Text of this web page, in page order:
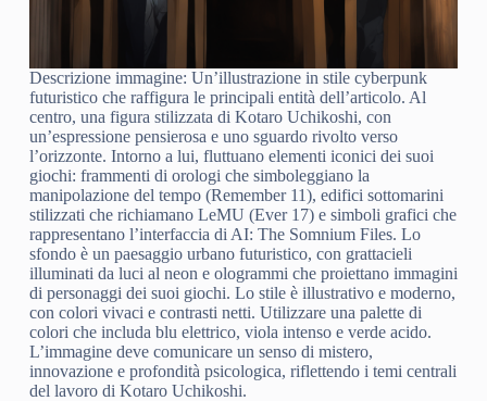
Descrizione immagine: Un’illustrazione in stile cyberpunk
futuristico che raffigura le principali entità dell’articolo. Al
centro, una figura stilizzata di Kotaro Uchikoshi, con
un’espressione pensierosa e uno sguardo rivolto verso
l’orizzonte. Intorno a lui, fluttuano elementi iconici dei suoi
giochi: frammenti di orologi che simboleggiano la
manipolazione del tempo (Remember 11), edifici sottomarini
stilizzati che richiamano LeMU (Ever 17) e simboli grafici che
rappresentano l’interfaccia di AI: The Somnium Files. Lo
sfondo è un paesaggio urbano futuristico, con grattacieli
illuminati da luci al neon e ologrammi che proiettano immagini
di personaggi dei suoi giochi. Lo stile è illustrativo e moderno,
con colori vivaci e contrasti netti. Utilizzare una palette di
colori che includa blu elettrico, viola intenso e verde acido.
L’immagine deve comunicare un senso di mistero,
innovazione e profondità psicologica, riflettendo i temi centrali
del lavoro di Kotaro Uchikoshi.